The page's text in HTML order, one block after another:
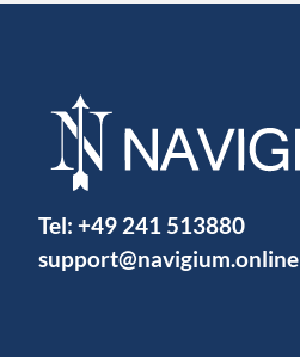
Tel: +49 241 513880
support@navigium.online